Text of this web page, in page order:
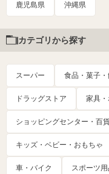
鹿児島県 沖縄県
カテゴリから探す
スーパー 食品・菓子
ドラッグストア 家具
ショッピングセンター・百
キッズ・ベビー・おもちゃ
車・バイク スポーツ